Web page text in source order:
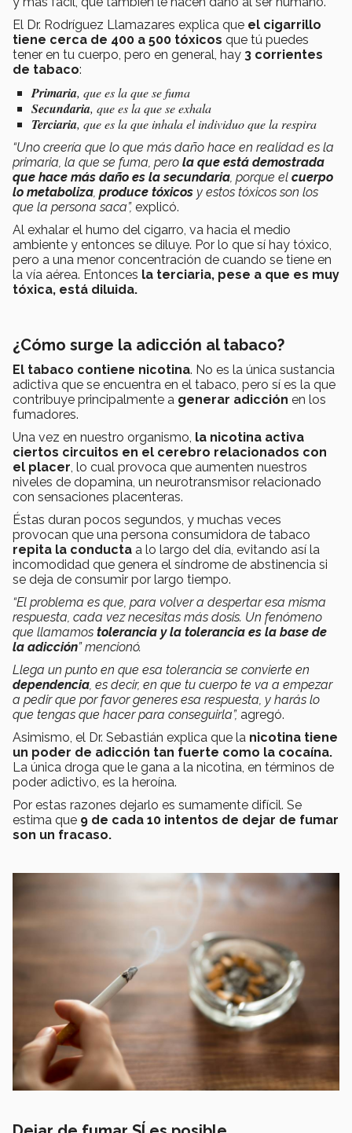
El Dr. Rodríguez Llamazares explica que el cigarrillo
tiene cerca de 400 a 500 tóxicos que tú puedes
tener en tu cuerpo, pero en general, hay 3 corrientes
de tabaco:
Primaria, que es la que se fuma
Secundaria, que es la que se exhala
Terciaria, que es la que inhala el individuo que la respira
“Uno creería que lo que más daño hace en realidad es la
primaria, la que se fuma, pero la que está demostrada
que hace más daño es la secundaria, porque el cuerpo
lo metaboliza, produce tóxicos y estos tóxicos son los
que la persona saca”, explicó.
Al exhalar el humo del cigarro, va hacia el medio
ambiente y entonces se diluye. Por lo que sí hay tóxico,
pero a una menor concentración de cuando se tiene en
la vía aérea. Entonces la terciaria, pese a que es muy
tóxica, está diluida.
¿Cómo surge la adicción al tabaco?
El tabaco contiene nicotina. No es la única sustancia
adictiva que se encuentra en el tabaco, pero sí es la que
contribuye principalmente a generar adicción en los
fumadores.
Una vez en nuestro organismo, la nicotina activa
ciertos circuitos en el cerebro relacionados con
el placer, lo cual provoca que aumenten nuestros
niveles de dopamina, un neurotransmisor relacionado
con sensaciones placenteras.
Éstas duran pocos segundos, y muchas veces
provocan que una persona consumidora de tabaco
repita la conducta a lo largo del día, evitando así la
incomodidad que genera el síndrome de abstinencia si
se deja de consumir por largo tiempo.
“El problema es que, para volver a despertar esa misma
respuesta, cada vez necesitas más dosis. Un fenómeno
que llamamos tolerancia y la tolerancia es la base de
la adicción” mencionó.
Llega un punto en que esa tolerancia se convierte en
dependencia, es decir, en que tu cuerpo te va a empezar
a pedir que por favor generes esa respuesta, y harás lo
que tengas que hacer para conseguirla”, agregó.
Asimismo, el Dr. Sebastián explica que la nicotina tiene
un poder de adicción tan fuerte como la cocaína.
La única droga que le gana a la nicotina, en términos de
poder adictivo, es la heroína.
Por estas razones dejarlo es sumamente difícil. Se
estima que 9 de cada 10 intentos de dejar de fumar
son un fracaso.